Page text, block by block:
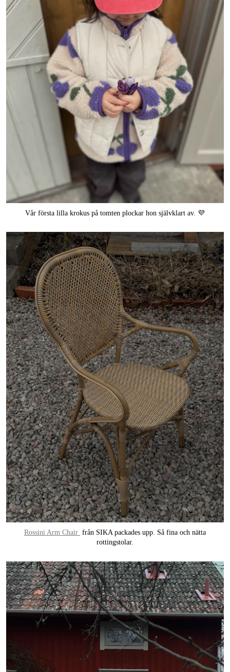
Vår första lilla krokus på tomten plockar hon självklart av. 💜
Rossini Arm Chair från SIKA packades upp. Så fina och nätta
rottingstolar.